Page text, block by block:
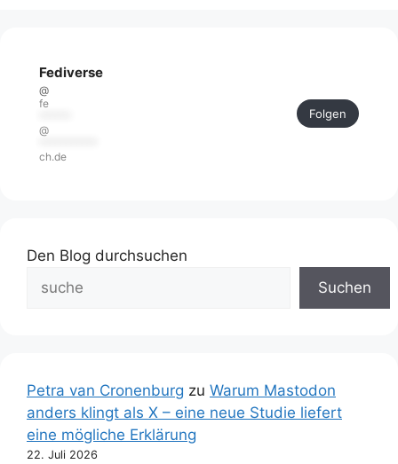
Fediverse
@
fe
@
ch.de
Folgen
Den Blog durchsuchen
Suchen
Petra van Cronenburg zu Warum Mastodon
anders klingt als X – eine neue Studie liefert
eine mögliche Erklärung
22. Juli 2026